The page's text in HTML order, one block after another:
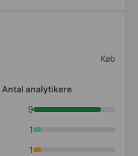
Køb
Antal analytikere
9
1
1